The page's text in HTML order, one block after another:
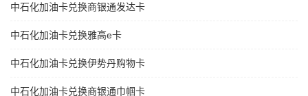
中石化加油卡兑换商银通发达卡
中石化加油卡兑换雅高e卡
中石化加油卡兑换伊势丹购物卡
中石化加油卡兑换商银通巾帼卡